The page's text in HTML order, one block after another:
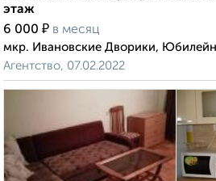
этаж
6 000 ₽ в месяц
мкр. Ивановские Дворики,
Агентство, 07.02.2022